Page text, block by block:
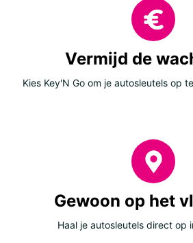
Vermijd de
Kies Key'N Go om je autosleutels op
Gewoon op het
Haal je autosleutels direct op